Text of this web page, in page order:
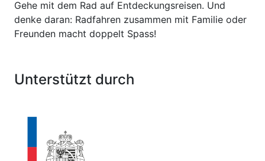
Gehe mit dem Rad auf Entdeckungsreisen. Und
denke daran: Radfahren zusammen mit Familie oder
Freunden macht doppelt Spass!
Unterstützt durch